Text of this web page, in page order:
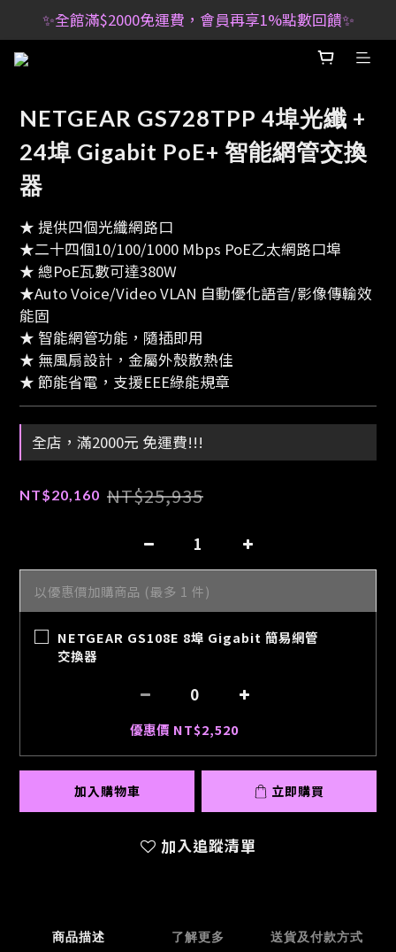
✨全館滿$2000免運費，會員再享1%點數回饋✨
NETGEAR GS728TPP 4埠光纖 +
24埠 Gigabit PoE+ 智能網管交換
器
★ 提供四個光纖網路口
★二十四個10/100/1000 Mbps PoE乙太網路口埠
★ 總PoE瓦數可達380W
★Auto Voice/Video VLAN 自動優化語音/影像傳輸效
能固
★ 智能網管功能，隨插即用
★ 無風扇設計，金屬外殼散熱佳
★ 節能省電，支援EEE綠能規章
全店，滿2000元 免運費!!!
NT$20,160 NT$25,935
以優惠價加購商品 (最多 1 件)
NETGEAR GS108E 8埠 Gigabit 簡易網管
交換器
優惠價 NT$2,520
加入購物車 立即購買
加入追蹤清單
商品描述 了解更多 送貨及付款方式